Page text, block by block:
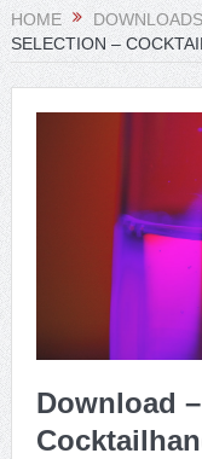
HOME DOWNLOADS
SELECTION –
Download